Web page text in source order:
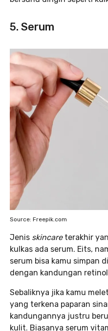
5. Serum
Source: Freepik.com
Jenis skincare terakhir
kulkas ada serum. Eits,
serum bisa kamu simpan
dengan kandungan
Sebaliknya jika kamu
yang terkena paparan
kandungannya justru
kulit. Biasanya serum